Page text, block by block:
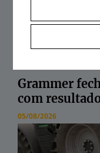
Grammer
com
05/08/2026